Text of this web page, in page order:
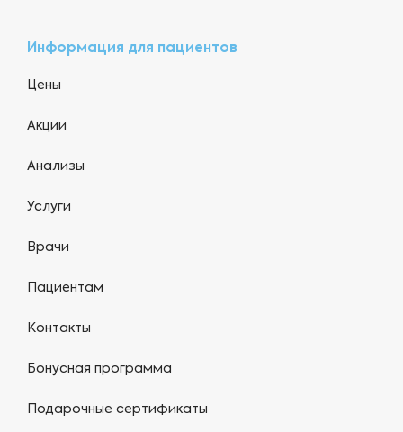
Информация для пациентов
Цены
Акции
Анализы
Услуги
Врачи
Пациентам
Контакты
Бонусная программа
Подарочные сертификаты